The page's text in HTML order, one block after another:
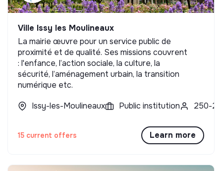
Ville Issy les Moulineaux
La mairie œuvre pour un service public de
proximité et de qualité. Ses missions couvrent
: l'enfance, l’action sociale, la culture, la
sécurité, l’aménagement urbain, la transition
numérique etc.
Issy-les-Moulineaux
Public institution 250-
15 current offers Learn more